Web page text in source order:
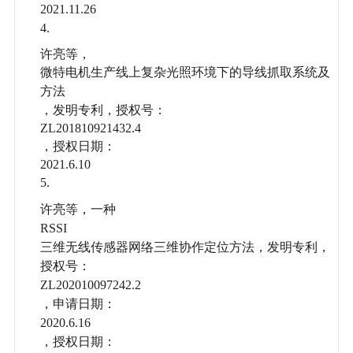
2021.11.26
4.
许亮等，
微特电机生产线上复杂光照环境下的导线抓取系统及
方法
，发明专利，授权号：
ZL201810921432.4
，授权日期：
2021.6.10
5.
许亮等，一种
RSSI
三维无线传感器网络三维协作定位方法，发明专利，
授权号：
ZL202010097242.2
，申请日期：
2020.6.16
，授权日期：